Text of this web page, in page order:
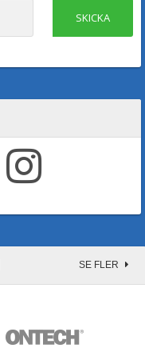
SKICKA
SE FLER